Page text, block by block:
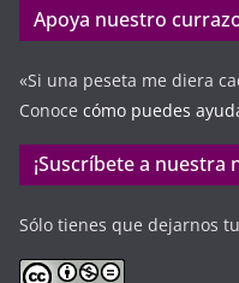
Apoya nuestro
«Si una peseta me diera
Conoce cómo puedes
¡Suscríbete a nuestra
Sólo tienes que dejarnos